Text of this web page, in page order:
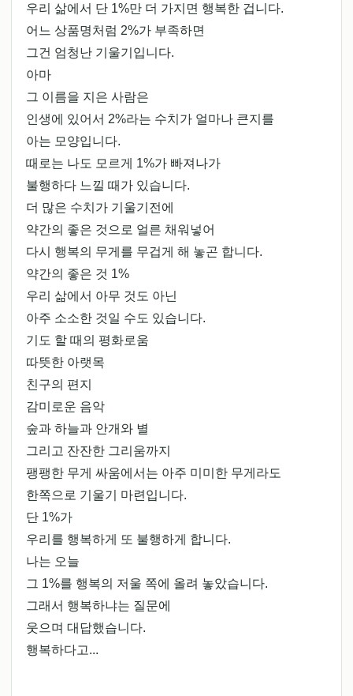
우리 삶에서 단 1%만 더 가지면 행복한 겁니다.
어느 상품명처럼 2%가 부족하면
그건 엄청난 기울기입니다.
아마
그 이름을 지은 사람은
인생에 있어서 2%라는 수치가 얼마나 큰지를
아는 모양입니다.
때로는 나도 모르게 1%가 빠져나가
불행하다 느낄 때가 있습니다.
더 많은 수치가 기울기전에
약간의 좋은 것으로 얼른 채워넣어
다시 행복의 무게를 무겁게 해 놓곤 합니다.
약간의 좋은 것 1%
우리 삶에서 아무 것도 아닌
아주 소소한 것일 수도 있습니다.
기도 할 때의 평화로움
따뜻한 아랫목
친구의 편지
감미로운 음악
숲과 하늘과 안개와 별
그리고 잔잔한 그리움까지
팽팽한 무게 싸움에서는 아주 미미한 무게라도
한쪽으로 기울기 마련입니다.
단 1%가
우리를 행복하게 또 불행하게 합니다.
나는 오늘
그 1%를 행복의 저울 쪽에 올려 놓았습니다.
그래서 행복하냐는 질문에
웃으며 대답했습니다.
행복하다고...